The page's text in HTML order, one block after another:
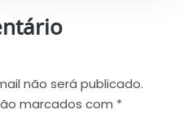
não será publicado.
marcados com *